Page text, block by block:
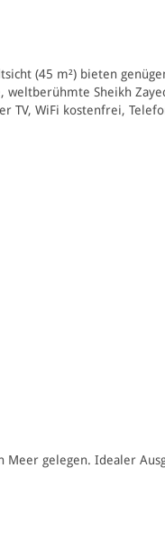
(45 m²) bieten
weltberühmte Sheikh
WiFi kostenfrei,
gelegen. Idealer